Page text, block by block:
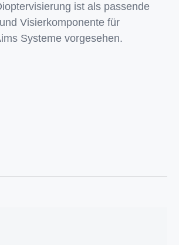
ist als passende
Visierkomponente für
Systeme vorgesehen.